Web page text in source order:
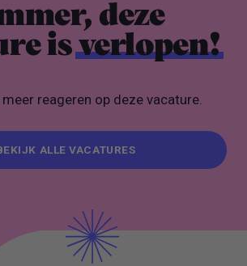
deze
isverlopen!
reageren op deze vacature.
ALLE VACATURES